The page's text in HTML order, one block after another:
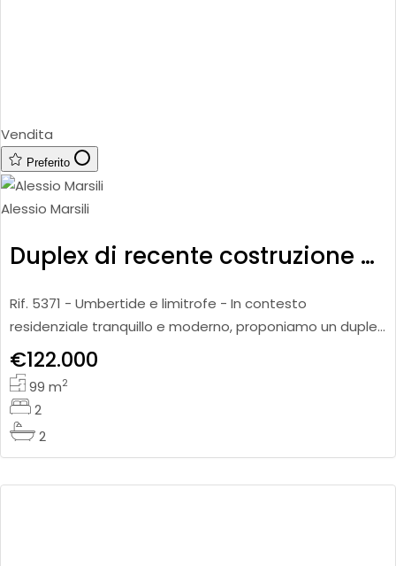
Vendita
Preferito
Alessio Marsili
Duplex di recente costruzione con garage
Rif. 5371 - Umbertide e limitrofe - In contesto
residenziale tranquillo e moderno, proponiamo un duplex
di recente costruzione, inserito in una piccola palazzina
servita da
€122.000
99m2
2
2